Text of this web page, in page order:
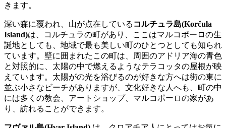
きます。
深い森に覆われ、山が点在している コルチュラ島(Korčula
Island)は、コルチュラの町があり、ここはマルコポーロの生
誕地としても、地域で最も美しい町のひとつとしても知られ
ています。壁に囲まれたこの町は、周囲のアドリア海の青色
と対照的に、太陽の中で燃えるようなテラコッタの屋根が映
えています。太陽がの光を浴びるのが好きな方へは街の東に
並ぶ小さなビーチがありますが、文化好きな人へも、町の中
には多くの教会、アートショップ、マルコポーロの家があ
り、訪れることができます。